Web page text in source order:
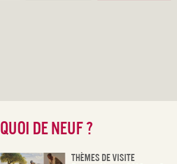
Quoi de neuf ?
Thèmes De Visite